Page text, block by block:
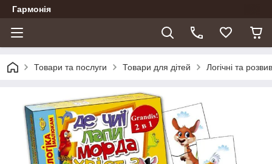
Гармонія
Товари та послуги Товари для дітей Логічні та